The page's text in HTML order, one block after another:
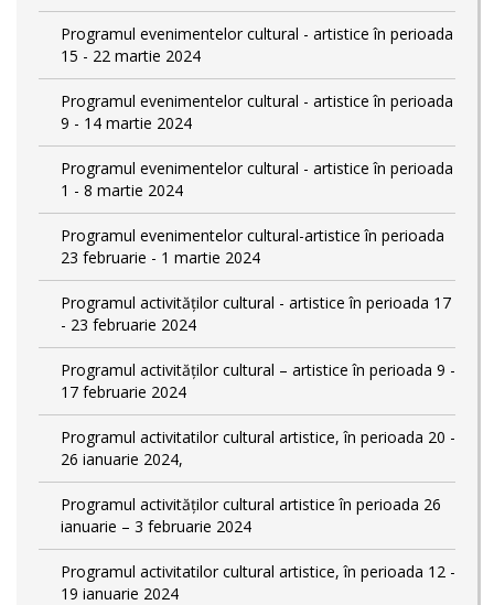
Programul evenimentelor cultural - artistice în perioada
15 - 22 martie 2024
Programul evenimentelor cultural - artistice în perioada
9 - 14 martie 2024
Programul evenimentelor cultural - artistice în perioada
1 - 8 martie 2024
Programul evenimentelor cultural-artistice în perioada
23 februarie - 1 martie 2024
Programul activităților cultural - artistice în perioada 17
- 23 februarie 2024
Programul activităților cultural – artistice în perioada 9 -
17 februarie 2024
Programul activitatilor cultural artistice, în perioada 20 -
26 ianuarie 2024,
Programul activităților cultural artistice în perioada 26
ianuarie – 3 februarie 2024
Programul activitatilor cultural artistice, în perioada 12 -
19 ianuarie 2024